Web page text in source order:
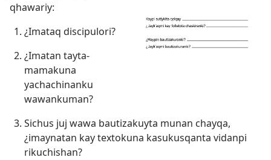
qhawariy:
¿Imataq discipulori?
¿Imatan tayta-
mamakuna
yachachinanku
wawankuman?
Sichus juj wawa bautizakuyta munan chayqa,
¿imaynatan kay textokuna kasukusqanta vidanpi
rikuchishan?